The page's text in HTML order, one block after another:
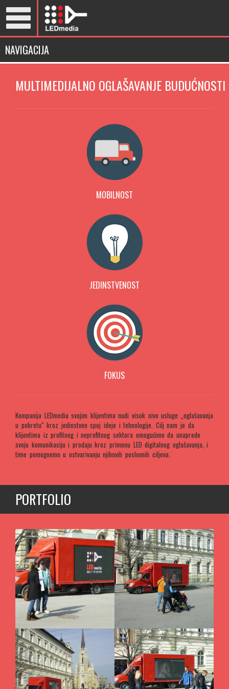
NAVIGACIJA
MULTIMEDIJALNO OGLAŠAVANJE BUDUĆNOSTI
MOBILNOST
JEDINSTVENOST
FOKUS
Kompanija LEDmedia svojim klijentima nudi visok nivo usluge „oglašavanja
u pokretu“ kroz jedinstven spoj ideje i tehnologije. Cilj nam je da
klijentima iz profitnog i neprofitnog sektora omogućimo da unaprede
svoju komunikaciju i prodaju kroz primenu LED digitalnog oglašavanja, i
time pomognemo u ostvarivanju njihovih poslovnih ciljeva.
PORTFOLIO
Istraživanje licem-u-lice u
centru Novog Sada
Vaša reklama uhvatiće svačiji
pogleda!